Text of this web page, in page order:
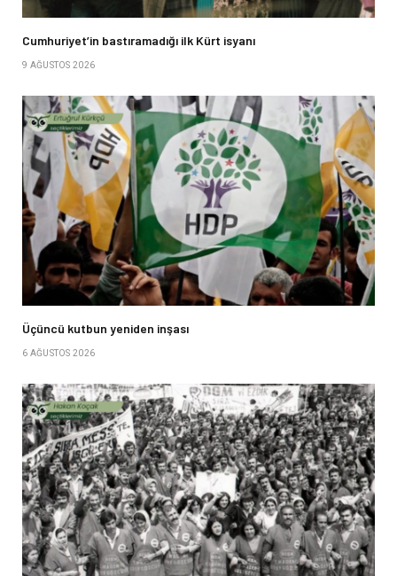
Cumhuriyet’in bastıramadığı ilk Kürt isyanı
9 AĞUSTOS 2026
Üçüncü kutbun yeniden inşası
6 AĞUSTOS 2026